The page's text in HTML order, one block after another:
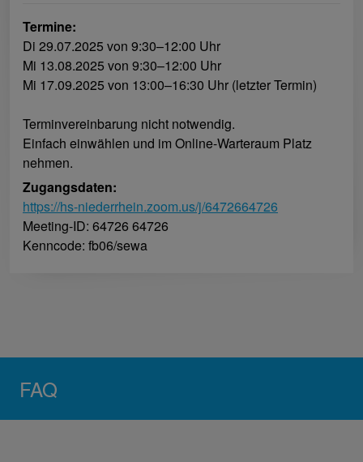
Termine:
Di 29.07.2025 von 9:30–12:00 Uhr
Mi 13.08.2025 von 9:30–12:00 Uhr
Mi 17.09.2025 von 13:00–16:30 Uhr (letzter Termin)
Terminvereinbarung nicht notwendig.
Einfach einwählen und im Online-Warteraum Platz
nehmen.
Zugangsdaten:
https://hs-niederrhein.zoom.us/j/6472664726
Meeting-ID: 64726 64726
Kenncode: fb06/sewa
FAQ